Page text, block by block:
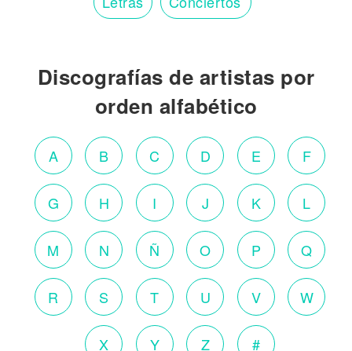
Discografías de artistas por
orden alfabético
A B C D E F
G H I J K L
M N Ñ O P Q
R S T U V W
X Y Z #